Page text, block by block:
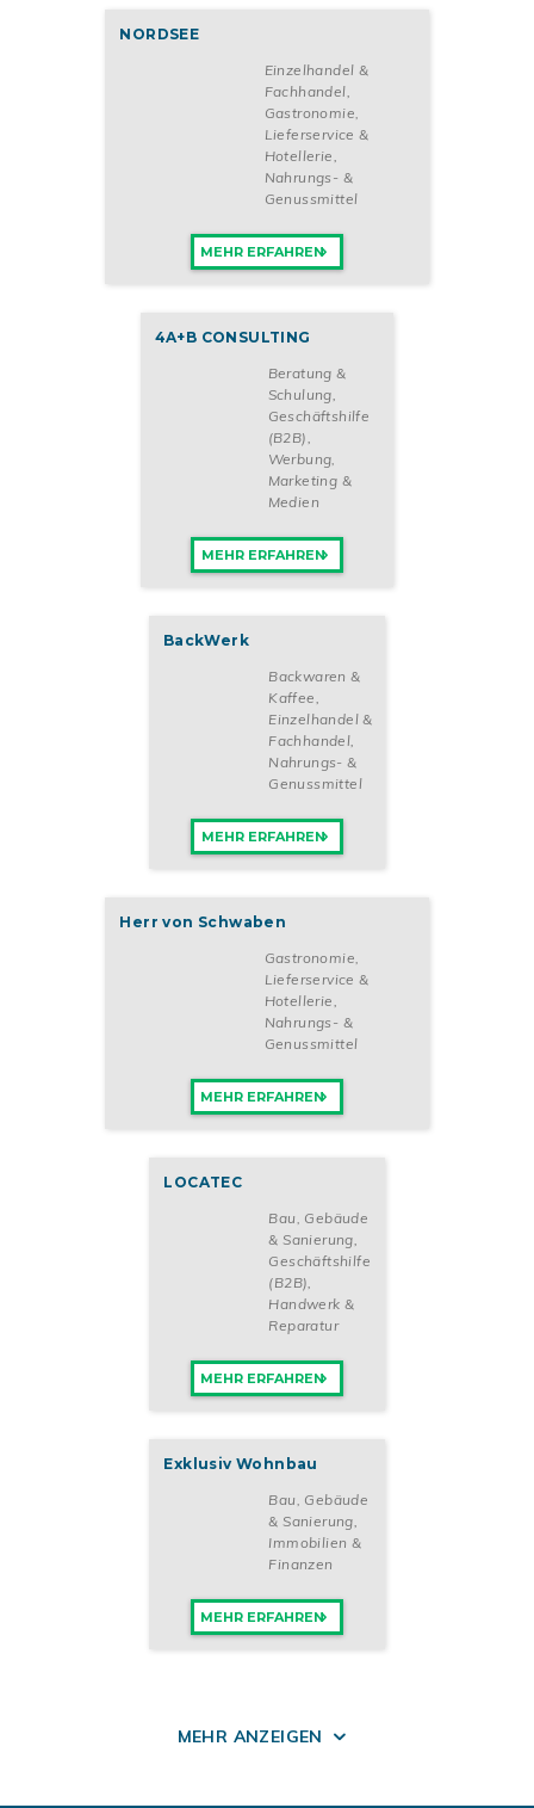
NORDSEE
Einzelhandel &
Fachhandel,
Gastronomie,
Lieferservice &
Hotellerie,
Nahrungs- &
Genussmittel
MEHR ERFAHREN
4A+B CONSULTING
Beratung &
Schulung,
Geschäftshilfe
(B2B),
Werbung,
Marketing &
Medien
MEHR ERFAHREN
BackWerk
Backwaren &
Kaffee,
Einzelhandel &
Fachhandel,
Nahrungs- &
Genussmittel
MEHR ERFAHREN
Herr von Schwaben
Gastronomie,
Lieferservice &
Hotellerie,
Nahrungs- &
Genussmittel
MEHR ERFAHREN
LOCATEC
Bau, Gebäude
& Sanierung,
Geschäftshilfe
(B2B),
Handwerk &
Reparatur
MEHR ERFAHREN
Exklusiv Wohnbau
Bau, Gebäude
& Sanierung,
Immobilien &
Finanzen
MEHR ERFAHREN
MEHR ANZEIGEN